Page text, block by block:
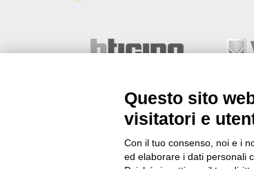
Materiale
Questo sito
visitatori e
Con il tuo consenso, noi e i
ed elaborare i dati personali